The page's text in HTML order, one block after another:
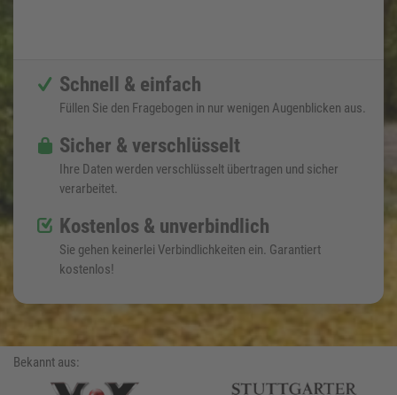
Schnell & einfach
Füllen Sie den Fragebogen in nur wenigen Augenblicken aus.
Sicher & verschlüsselt
Ihre Daten werden verschlüsselt übertragen und sicher
verarbeitet.
Kostenlos & unverbindlich
Sie gehen keinerlei Verbindlichkeiten ein. Garantiert
kostenlos!
Bekannt aus: